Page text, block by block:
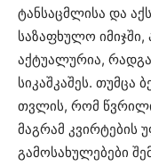
ტანსაცმლისა და
საზაფხულო იმიჯში,
აქტუალურია,
სიკაშკაშეს. თუმცა
თვლის, რომ
მაგრამ
გამოსახულებები